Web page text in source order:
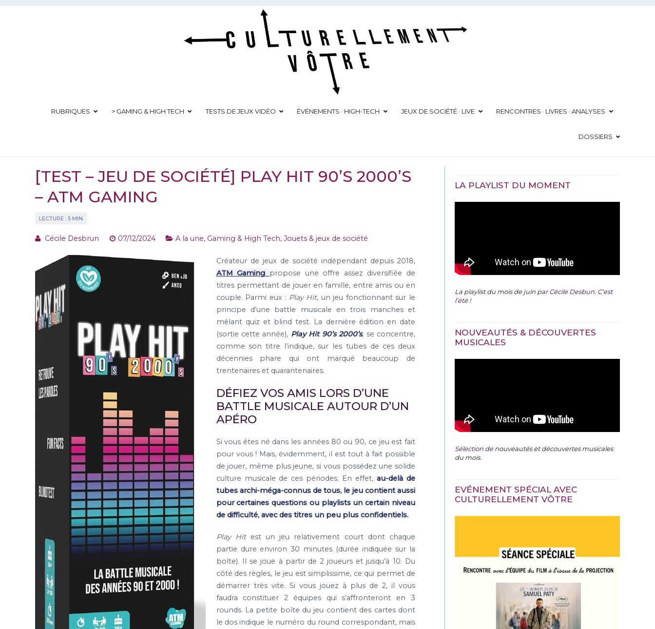
Aller
RUBRIQUES > GAMING & HIGH TECH TESTS DE JEUX VIDÉO ÉVÉNEMENTS · HIGH-TECH JEUX DE SOCIÉTÉ · LIVE RENCONTRES · LIVRES · ANALYSES
DOSSIERS
[TEST – JEU DE SOCIÉTÉ] PLAY HIT 90’S 2000’S
– ATM GAMING
Cécile Desbrun 07/12/2024 A la une, Gaming & High Tech,Jouets & jeux de société
Créateur de jeux de société indépendant depuis 2018,
ATM Gaming propose une offre assez diversifiée de
titres permettant de jouer en famille, entre amis ou en
couple. Parmi eux : Play Hit, un jeu fonctionnant sur le
principe d’une battle musicale en trois manches et
mêlant quiz et blind test. La dernière édition en date
(sortie cette année), Play Hit 90’s 2000’s, se concentre,
comme son titre l’indique, sur les tubes de ces deux
décennies phare qui ont marqué beaucoup de
trentenaires et quarantenaires.
DÉFIEZ VOS AMIS LORS D’UNE
BATTLE MUSICALE AUTOUR D’UN
APÉRO
Si vous êtes né dans les années 80 ou 90, ce jeu est fait
pour vous ! Mais, évidemment, il est tout à fait possible
de jouer, même plus jeune, si vous possédez une solide
culture musicale de ces périodes. En effet, au-delà de
tubes archi-méga-connus de tous, le jeu contient aussi
pour certaines questions ou playlists un certain niveau
de difficulté, avec des titres un peu plus confidentiels.
Play Hitest un jeu relativement court dont chaque
partie dure environ 30 minutes (durée indiquée sur la
boîte). Il se joue à partir de 2 joueurs et jusqu’à 10. Du
côté des règles, le jeu est simplissime, ce qui permet de
démarrer très vite. Si vous jouez à plus de 2, il vous
faudra constituer 2 équipes qui s’affronteront en 3
rounds. La petite boîte du jeu contient des cartes dont
le dos indique le numéro du round correspondant, mais
LA PLAYLIST DU MOMENT
La playlist du mois de juin par Cécile Desbun. C’est
l’été !
NOUVEAUTÉS & DÉCOUVERTES
MUSICALES
Sélection denouveautés et découvertes musicales
du mois.
EVÉNEMENT SPÉCIAL AVEC
CULTURELLEMENT VÔTRE